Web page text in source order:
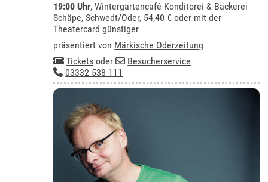
19:00 Uhr,Wintergartencafé Konditorei & Bäckerei
Schäpe, Schwedt/Oder, 54,40 € oder mit der
Theatercard günstiger
präsentiert von Märkische Oderzeitung
Tickets oder
Besucherservice
03332 538 111